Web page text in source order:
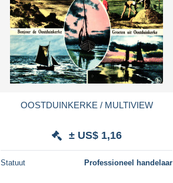
OOSTDUINKERKE / MULTIVIEW
± US$ 1,16
Statuut Professioneel handelaar